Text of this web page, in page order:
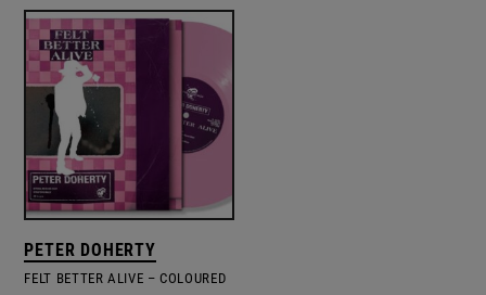
PETER DOHERTY
FELT BETTER ALIVE – COLOURED